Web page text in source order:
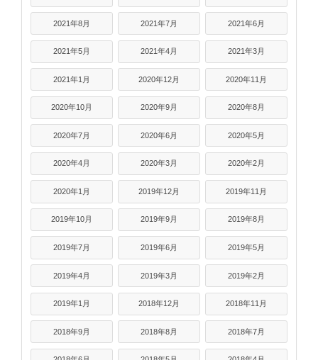
2021年8月 2021年7月 2021年6月
2021年5月 2021年4月 2021年3月
2021年1月 2020年12月 2020年11月
2020年10月 2020年9月 2020年8月
2020年7月 2020年6月 2020年5月
2020年4月 2020年3月 2020年2月
2020年1月 2019年12月 2019年11月
2019年10月 2019年9月 2019年8月
2019年7月 2019年6月 2019年5月
2019年4月 2019年3月 2019年2月
2019年1月 2018年12月 2018年11月
2018年9月 2018年8月 2018年7月